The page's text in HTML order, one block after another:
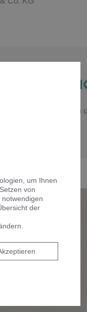
und sanften Kurven
um Ihnen
von
der